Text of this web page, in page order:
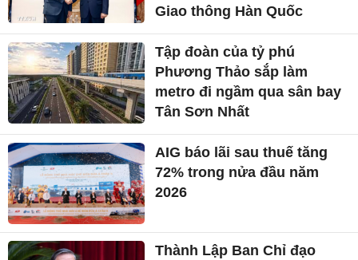
Giao thông Hàn Quốc
Tập đoàn của tỷ phú
Phương Thảo sắp làm
metro đi ngầm qua sân bay
Tân Sơn Nhất
AIG báo lãi sau thuế tăng
72% trong nửa đầu năm
2026
Thành Lập Ban Chỉ đạo